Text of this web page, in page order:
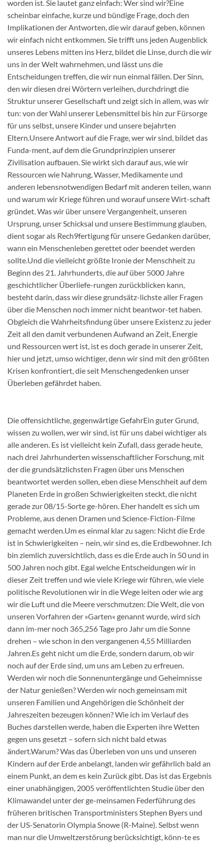
worden ist. Sie lautet ganz einfach: Wer sind wir?Eine
scheinbar einfache, kurze und bündige Frage, doch den
Implikationen der Antworten, die wir darauf geben, können
wir einfach nicht entkommen. Sie trifft uns jeden Augenblick
unseres Lebens mitten ins Herz, bildet die Linse, durch die wir
uns in der Welt wahrnehmen, und lässt uns die
Entscheidungen treffen, die wir nun einmal fällen. Der Sinn,
den wir diesen drei Wörtern verleihen, durchdringt die
Struktur unserer Gesellschaft und zeigt sich in allem, was wir
tun: von der Wahl unserer Lebensmittel bis hin zur Fürsorge
für uns selbst, unsere Kinder und unsere bejahrten
Eltern.Unsere Antwort auf die Frage, wer wir sind, bildet das
Funda-ment, auf dem die Grundprinzipien unserer
Zivilisation aufbauen. Sie wirkt sich darauf aus, wie wir
Ressourcen wie Nahrung, Wasser, Medikamente und
anderen lebensnotwendigen Bedarf mit anderen teilen, wann
und warum wir Kriege führen und worauf unsere Wirt-schaft
gründet. Was wir über unsere Vergangenheit, unseren
Ursprung, unser Schicksal und unsere Bestimmung glauben,
dient sogar als Rech9fertigung für unsere Gedanken darüber,
wann ein Menschenleben gerettet oder beendet werden
sollte.Und die vielleicht größte Ironie der Menschheit zu
Beginn des 21. Jahrhunderts, die auf über 5000 Jahre
geschichtlicher Überliefe-rungen zurückblicken kann,
besteht darin, dass wir diese grundsätz-lichste aller Fragen
über die Menschen noch immer nicht beantwor-tet haben.
Obgleich die Wahrheitsfindung über unsere Existenz zu jeder
Zeit all den damit verbundenen Aufwand an Zeit, Energie
und Ressourcen wert ist, ist es doch gerade in unserer Zeit,
hier und jetzt, umso wichtiger, denn wir sind mit den größten
Krisen konfrontiert, die seit Menschengedenken unser
Überleben gefährdet haben.
Die offensichtliche, gegenwärtige GefahrEin guter Grund,
wissen zu wollen, wer wir sind, ist für uns dabei wichtiger als
alle anderen. Es ist vielleicht kein Zufall, dass gerade heute,
nach drei Jahrhunderten wissenschaftlicher Forschung, mit
der die grundsätzlichsten Fragen über uns Menschen
beantwortet werden sollen, eben diese Menschheit auf dem
Planeten Erde in großen Schwierigkeiten steckt, die nicht
gerade zur 08/15-Sorte ge-hören. Eher handelt es sich um
Probleme, aus denen Dramen und Science-Fiction-Filme
gemacht werden.Um es einmal klar zu sagen: Nicht die Erde
ist in Schwierigkeiten – nein, wir sind es, die Erdbewohner. Ich
bin ziemlich zuversichtlich, dass es die Erde auch in 50 und in
500 Jahren noch gibt. Egal welche Entscheidungen wir in
dieser Zeit treffen und wie viele Kriege wir führen, wie viele
politische Revolutionen wir in die Wege leiten oder wie arg
wir die Luft und die Meere verschmutzen: Die Welt, die von
unseren Vorfahren der »Garten« genannt wurde, wird sich
dann im-mer noch 365,256 Tage pro Jahr um die Sonne
drehen – wie schon in den vergangenen 4,55 Milliarden
Jahren.Es geht nicht um die Erde, sondern darum, ob wir
noch auf der Erde sind, um uns am Leben zu erfreuen.
Werden wir noch die Sonnenuntergänge und Geheimnisse
der Natur genießen? Werden wir noch gemeinsam mit
unseren Familien und Angehörigen die Schönheit der
Jahreszeiten bezeugen können? Wie ich im Verlauf des
Buches darstellen werde, haben die Experten ihre Wetten
gegen uns gesetzt – sofern sich nicht bald etwas
ändert.Warum? Was das Überleben von uns und unseren
Kindern auf der Erde anbelangt, landen wir gefährlich bald an
einem Punkt, an dem es kein Zurück gibt. Das ist das Ergebnis
einer unabhängigen, 2005 veröffentlichten Studie über den
Klimawandel unter der ge-meinsamen Federführung des
früheren britischen Transportministers Stephen Byers und
der US-Senatorin Olympia Snowe (R-Maine). Selbst wenn
man nur die Umweltzerstörung berücksichtigt, könn-te es